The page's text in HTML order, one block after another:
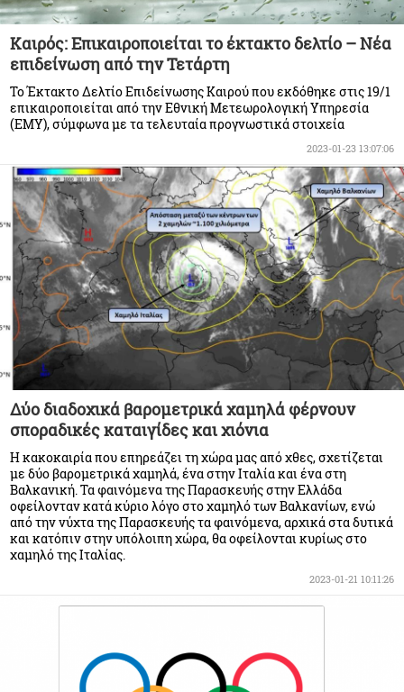
Καιρός: Επικαιροποιείται το έκτακτο δελτίο – Νέα
επιδείνωση από την Τετάρτη
Το Έκτακτο Δελτίο Επιδείνωσης Καιρού που εκδόθηκε στις 19/1
επικαιροποιείται από την Εθνική Μετεωρολογική Υπηρεσία
(EMY), σύμφωνα με τα τελευταία προγνωστικά στοιχεία
2023-01-23 13:07:06
Δύο διαδοχικά βαρομετρικά χαμηλά φέρνουν
σποραδικές καταιγίδες και χιόνια
Η κακοκαιρία που επηρεάζει τη χώρα μας από χθες, σχετίζεται
με δύο βαρομετρικά χαμηλά, ένα στην Ιταλία και ένα στη
Βαλκανική. Τα φαινόμενα της Παρασκευής στην Ελλάδα
οφείλονταν κατά κύριο λόγο στο χαμηλό των Βαλκανίων, ενώ
από την νύχτα της Παρασκευής τα φαινόμενα, αρχικά στα δυτικά
και κατόπιν στην υπόλοιπη χώρα, θα οφείλονται κυρίως στο
χαμηλό της Ιταλίας.
2023-01-21 10:11:26